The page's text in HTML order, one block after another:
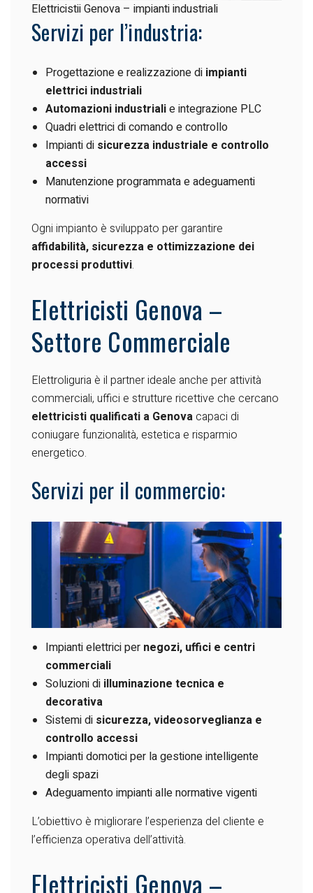
Elettricistii Genova – impianti industriali
Servizi per l’industria:
Progettazione e realizzazione di impianti
elettrici industriali
Automazioni industrialie integrazione PLC
Quadri elettrici di comando e controllo
Impianti di sicurezza industriale e controllo
accessi
Manutenzione programmata e adeguamenti
normativi
Ogni impianto è sviluppato per garantire
affidabilità, sicurezza e ottimizzazione dei
processi produttivi.
Elettricisti Genova –
Settore Commerciale
Elettroliguria è il partner ideale anche per attività
commerciali, uffici e strutture ricettive che cercano
elettricisti qualificati a Genovacapaci di
coniugare funzionalità, estetica e risparmio
energetico.
Servizi per il commercio:
Impianti elettrici per negozi, uffici e centri
commerciali
Soluzioni di illuminazione tecnica e
decorativa
Sistemi di sicurezza, videosorveglianza e
controllo accessi
Impianti domotici per la gestione intelligente
degli spazi
Adeguamento impianti alle normative vigenti
L’obiettivo è migliorare l’esperienza del cliente e
l’efficienza operativa dell’attività.
Elettricisti Genova –